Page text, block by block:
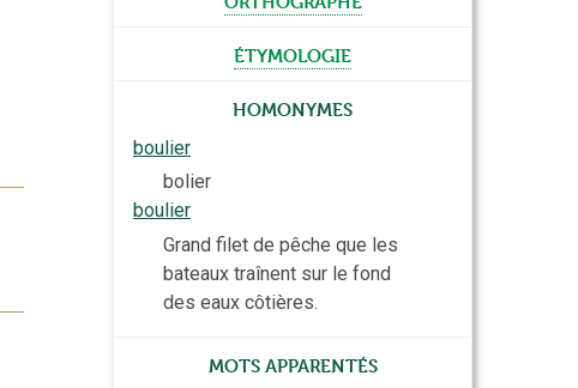
étymologie
Homonymes
boulier
bolier
boulier
Grand filet de pêche que les
bateaux traînent sur le fond
des eaux côtières.
Mots apparentés